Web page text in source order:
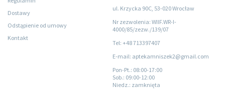
Dostawy
Odstąpienie od umowy
Kontakt
ul. Krzycka 90C, 53-020 Wrocław
Nr zezwolenia: WIIF.WR-I-
4000/85/zezw./139/07
Tel: +48 713397407
E-mail: aptekamniszek2@gmail.com
Pon-Pt.: 08:00-17:00
Sob.: 09:00-12:00
Niedz.: zamknięta